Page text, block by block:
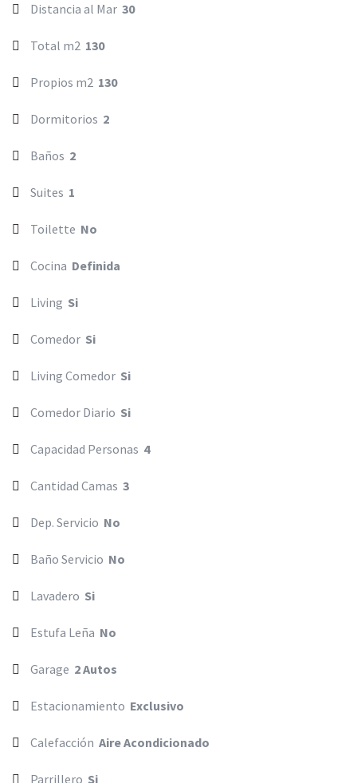
Distancia al Mar 30
Total m2 130
Propios m2 130
Dormitorios 2
Baños 2
Suites 1
Toilette No
Cocina Definida
Living Si
Comedor Si
Living Comedor Si
Comedor Diario Si
Capacidad Personas 4
Cantidad Camas 3
Dep. Servicio No
Baño Servicio No
Lavadero Si
Estufa Leña No
Garage 2 Autos
Estacionamiento Exclusivo
Calefacción Aire Acondicionado
Parrillero Si